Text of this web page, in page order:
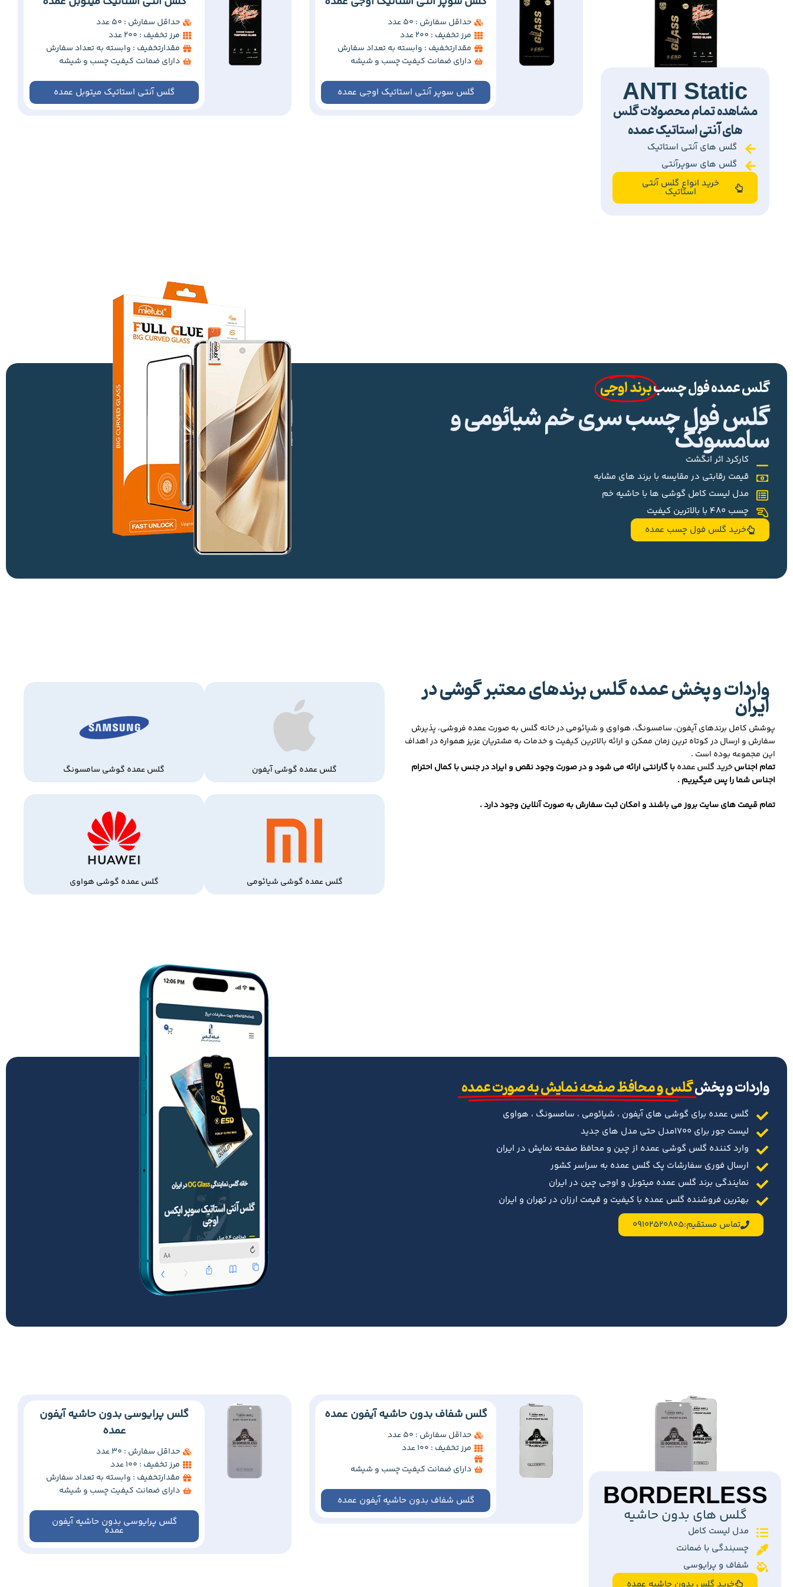
ANTI Static
مشاهده تمام محصولات گلس
های آنتی استاتیک عمده
گلس های آنتی استاتیک
گلس های سوپرآنتی
خرید انواع گلس آنتی
استاتیک
حداقل سفارش : 50 عدد
مرز تخفیف : 200 عدد
مقدارتخفیف : وابسته به تعداد سفارش
دارای ضمانت کیفیت چسب و شیشه
گلس سوپر آنتی استاتیک اوجی عمده
حداقل سفارش : 50 عدد
مرز تخفیف : 200 عدد
مقدارتخفیف : وابسته به تعداد سفارش
دارای ضمانت کیفیت چسب و شیشه
گلس آنتی استاتیک میتوبل عمده
گلس عمده فول چسببرند اوجی
گلس فول چسب سری خم شیائومی و
سامسونگ
کارکرد اثر انگشت
قیمت رقابتی در مقایسه با برند های مشابه
مدل لیست کامل گوشی ها با حاشیه خم
چسب 480 با بالاترین کیفیت
خرید گلس فول چسب عمده
واردات و پخش عمده گلس برندهای معتبر گوشی در
ایران
پوشش کامل برندهای آیفون، سامسونگ، هواوی و شیائومی در خانه گلس به صورت عمده فروشی، پذیرش
سفارش و ارسال در کوتاه ترین زمان ممکن و ارائه بالاترین کیفیت و خدمات به مشتریان عزیز همواره در اهداف
این مجموعه بوده است .
تمام اجناسخرید گلس عمدهبا گارانتی ارائه می شود و در صورت وجود نقص و ایراد در جنس با کمال احترام
اجناس شما را پس میگیریم .
تمام قیمت های سایت بروز می باشند و امکان ثبت سفارش به صورت آنلاین وجود دارد .
گلس عمده گوشی آیفون گلس عمده گوشی سامسونگ
گلس عمده گوشی شیائومی گلس عمده گوشی هواوی
‌واردات و پخشگلس و محافظ صفحه نمایش به صورت عمده
گلس عمده برای گوشی های آیفون ، شیائومی ، سامسونگ ، هواوی
لیست جور برای 1700مدل حتی مدل های جدید
وارد کننده گلس گوشی عمده از چین و محافظ صفحه نمایش در ایران
ارسال فوری سفارشات پک گلس عمده به سراسر کشور
نمایندگی برند گلس عمده میتوبل و اوجی چین در ایران
بهترین فروشنده گلس عمده با کیفیت و قیمت ارزان در تهران و ایران
تماس مستقیم:09102520805
BORDERLESS
گلس های بدون حاشیه
مدل لیست کامل
چسبندگی با ضمانت
شفاف و پرایوسی
گلس شفاف بدون حاشیه آیفون عمده
حداقل سفارش : 50 عدد
مرز تخفیف : 100 عدد
دارای ضمانت کیفیت چسب و شیشه
گلس شفاف بدون حاشیه آیفون عمده
گلس پرایوسی بدون حاشیه آیفون
عمده
حداقل سفارش : 30 عدد
مرز تخفیف : 100 عدد
مقدارتخفیف : وابسته به تعداد سفارش
دارای ضمانت کیفیت چسب و شیشه
گلس پرایوسی بدون حاشیه آیفون
عمده